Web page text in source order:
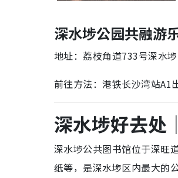
深水埗公园共融游
地址：荔枝角道733号深水
前往方法：港铁长沙湾站A1
深水埗好去处
深水埗公共图书馆位于深旺
纸等，是深水埗区内最大的